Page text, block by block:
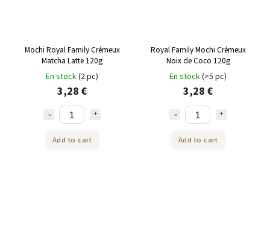
Mochi Royal Family Crémeux
Matcha Latte 120g
En stock(2 pc)
3,28 €
Add to cart
Royal Family Mochi Crémeux
Noix de Coco 120g
En stock(>5 pc)
3,28 €
Add to cart